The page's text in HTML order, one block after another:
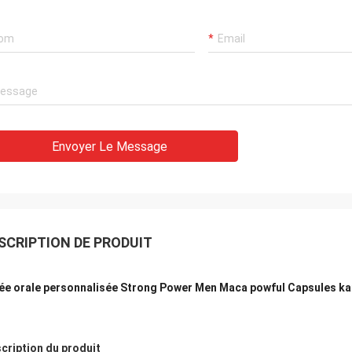
Envoyer Le Message
DE PRODUIT
orale personnalisée Strong Power Men Maca powful Capsules
du produit